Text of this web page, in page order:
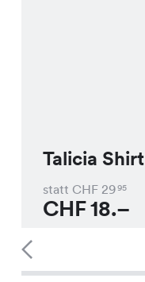
Talicia Shirt
statt CHF 2995
CHF18.–